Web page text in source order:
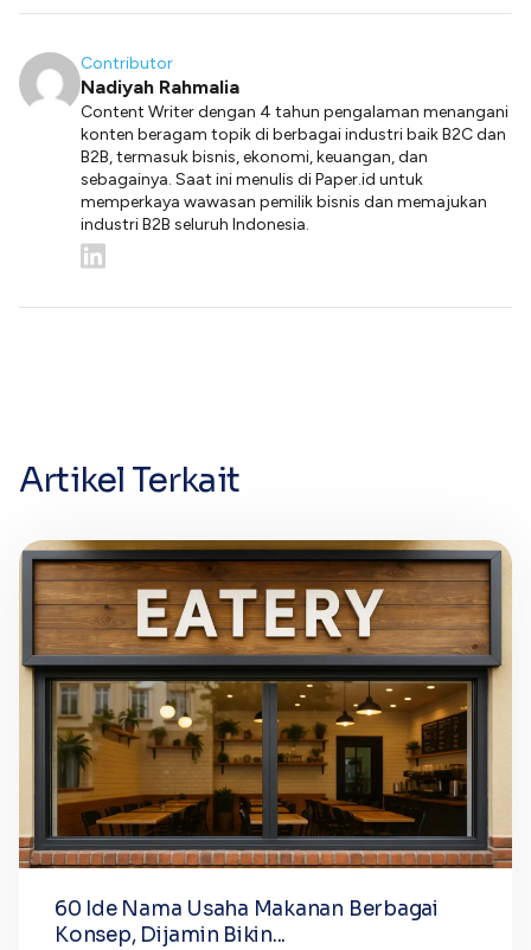
Contributor
Nadiyah Rahmalia
Content Writer dengan 4 tahun pengalaman menangani
konten beragam topik di berbagai industri baik B2C dan
B2B, termasuk bisnis, ekonomi, keuangan, dan
sebagainya. Saat ini menulis di Paper.id untuk
memperkaya wawasan pemilik bisnis dan memajukan
industri B2B seluruh Indonesia.
Artikel Terkait
60 Ide Nama Usaha Makanan Berbagai
Konsep, Dijamin Bikin...